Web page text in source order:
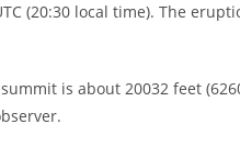
(20:30 local time). The
is about 20032 feet